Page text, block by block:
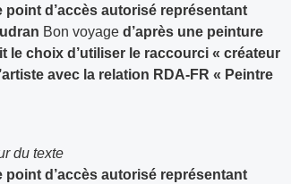
d’accès autorisé représentant
Bon voyage d’après une peinture
le choix d’utiliser le raccourci « créateur
avec la relation RDA-FR « Peintre
du texte
d’accès autorisé représentant